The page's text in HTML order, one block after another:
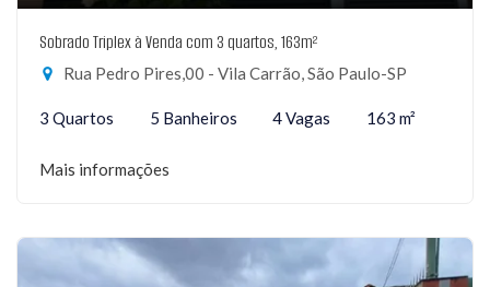
Sobrado Triplex à Venda com 3 quartos, 163m²
Rua Pedro Pires,00 - Vila Carrão, São Paulo-SP
3 Quartos 5 Banheiros 4 Vagas 163 m²
Mais informações